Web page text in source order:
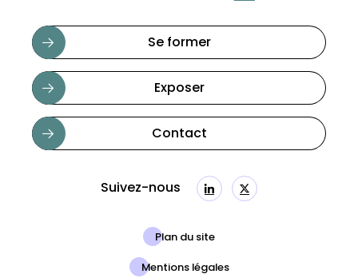
Se former
Exposer
Contact
Suivez-nous LinkedinTwitter
Plan du site
Mentions légales